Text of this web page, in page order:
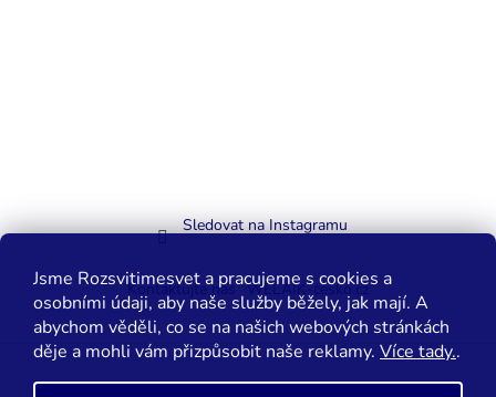
Jsme Rozsvitimesvet a pracujeme s cookies a
osobními údaji, aby naše služby běžely, jak mají. A
abychom věděli, co se na našich webových stránkách
děje a mohli vám přizpůsobit naše reklamy. Více tady..
Sledovat na Instagramu
Kontaktujte nás WELAIK-cesko.cz